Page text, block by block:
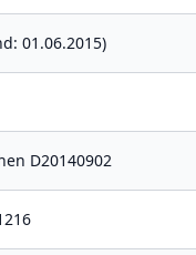
01.06.2015)
D20140902